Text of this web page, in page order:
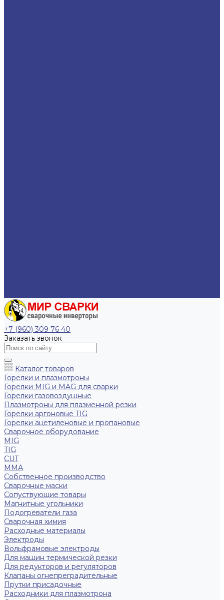
+7 (960) 309 76 40
Заказать звонок
Каталог товаров
Горелки и плазмотроны
Горелки MIG и MAG для сварки
Горелки газовоздушные
Плазмотроны для плазменной резки
Горелки аргоновые TIG
Горелки ацетиленовые и пропановые
Сварочное оборудование
MIG
TIG
CUT
ММА
Собственное производство
Сварочные маски
Сопуствующие товары
Магнитные угольники
Подогреватели газа
Сварочная химия
Расходные материалы
Электроды
Вольфрамовые электроды
Для машин термической резки
Для редукторов и регуляторов
Клапаны огнепреградительные
Прутки присадочные
Расходники для плазмотрона